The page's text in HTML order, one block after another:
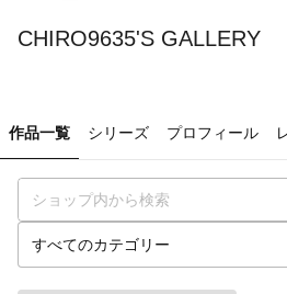
CHIRO9635'S GALLERY
作品一覧 シリーズ プロフィール